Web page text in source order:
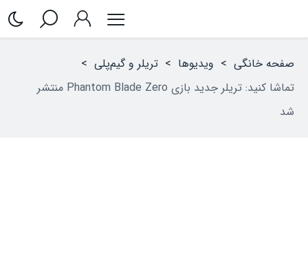
صفحه خانگی > ویدیوها > تریلر و گیم‌پلی >
تماشا کنید: تریلر جدید بازی Phantom Blade Zero منتشر
شد